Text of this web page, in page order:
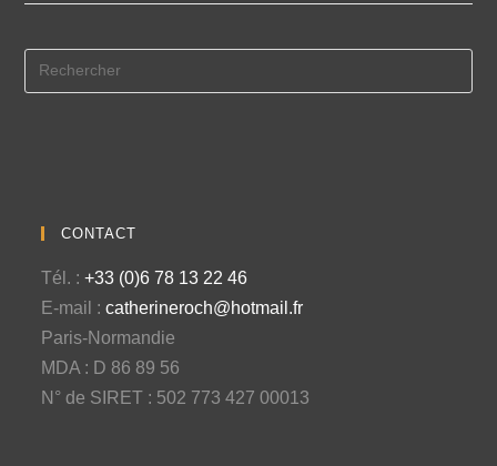
CONTACT
Tél. :+33 (0)6 78 13 22 46
E-mail :catherineroch@hotmail.fr
Paris-Normandie
MDA : D 86 89 56
N° de SIRET : 502 773 427 00013